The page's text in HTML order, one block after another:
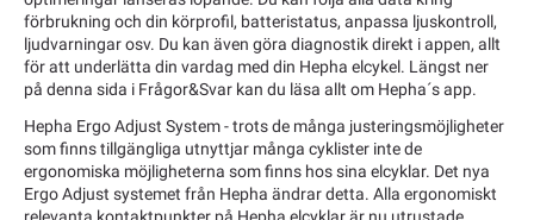
förbrukning och din körprofil, batteristatus, anpassa ljuskontroll,
ljudvarningar osv. Du kan även göra diagnostik direkt i appen, allt
för att underlätta din vardag med din Hepha elcykel. Längst ner
på denna sida i Frågor&Svar kan du läsa allt om Hepha´s app.
Hepha Ergo Adjust System - trots de många justeringsmöjligheter
som finns tillgängliga utnyttjar många cyklister inte de
ergonomiska möjligheterna som finns hos sina elcyklar. Det nya
Ergo Adjust systemet från Hepha ändrar detta. Alla ergonomiskt
relevanta kontaktpunkter på Hepha elcyklar är nu utrustade